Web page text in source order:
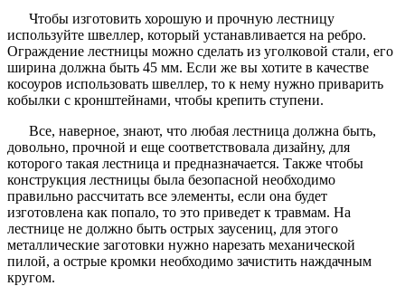
Чтобы изготовить хорошую и прочную лестницу
используйте швеллер, который устанавливается на ребро.
Ограждение лестницы можно сделать из уголковой стали, его
ширина должна быть 45 мм. Если же вы хотите в качестве
косоуров использовать швеллер, то к нему нужно приварить
кобылки с кронштейнами, чтобы крепить ступени.
Все, наверное, знают, что любая лестница должна быть,
довольно, прочной и еще соответствовала дизайну, для
которого такая лестница и предназначается. Также чтобы
конструкция лестницы была безопасной необходимо
правильно рассчитать все элементы, если она будет
изготовлена как попало, то это приведет к травмам. На
лестнице не должно быть острых заусениц, для этого
металлические заготовки нужно нарезать механической
пилой, а острые кромки необходимо зачистить наждачным
кругом.